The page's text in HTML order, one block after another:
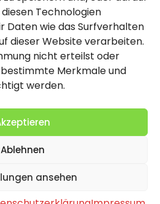
Technologien
Daten wie das Surfverhalten
dieser Website verarbeiten.
nicht erteilst oder
Merkmale und
werden.
Ablehnen
ansehen